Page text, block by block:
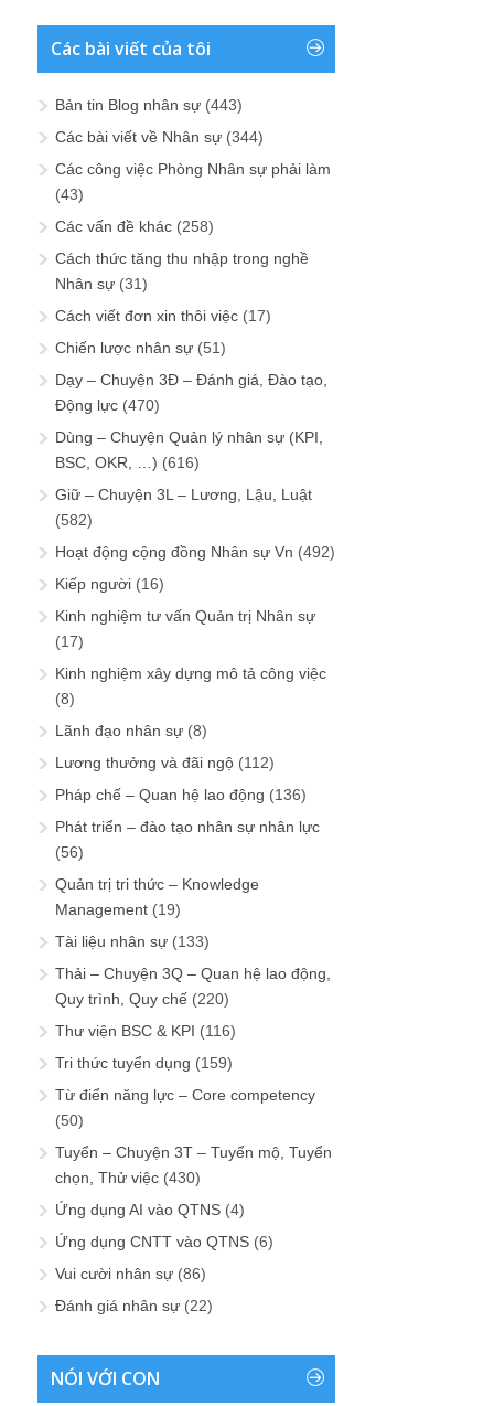
Các bài viết của tôi
Bản tin Blog nhân sự (443)
Các bài viết về Nhân sự (344)
Các công việc Phòng Nhân sự phải làm
(43)
Các vấn đề khác (258)
Cách thức tăng thu nhập trong nghề
Nhân sự (31)
Cách viết đơn xin thôi việc (17)
Chiến lược nhân sự (51)
Dạy – Chuyện 3Đ – Đánh giá, Đào tạo,
Động lực (470)
Dùng – Chuyện Quản lý nhân sự (KPI,
BSC, OKR, …) (616)
Giữ – Chuyện 3L – Lương, Lậu, Luật
(582)
Hoạt động cộng đồng Nhân sự Vn (492)
Kiếp người (16)
Kinh nghiệm tư vấn Quản trị Nhân sự
(17)
Kinh nghiệm xây dựng mô tả công việc
(8)
Lãnh đạo nhân sự (8)
Lương thưởng và đãi ngộ (112)
Pháp chế – Quan hệ lao động (136)
Phát triển – đào tạo nhân sự nhân lực
(56)
Quản trị tri thức – Knowledge
Management (19)
Tài liệu nhân sự (133)
Thải – Chuyện 3Q – Quan hệ lao động,
Quy trình, Quy chế (220)
Thư viện BSC & KPI (116)
Tri thức tuyển dụng (159)
Từ điển năng lực – Core competency
(50)
Tuyển – Chuyện 3T – Tuyển mộ, Tuyển
chọn, Thử việc (430)
Ứng dụng AI vào QTNS (4)
Ứng dụng CNTT vào QTNS (6)
Vui cười nhân sự (86)
Đánh giá nhân sự (22)
NÓI VỚI CON